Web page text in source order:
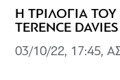
Η ΤΡΙΛΟΓΙΑ ΤΟΥ
TERENCE
03/10/22, 17:45,